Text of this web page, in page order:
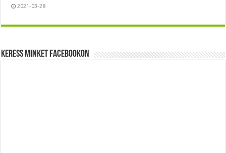
2021-03-28
Keress minket Facebookon